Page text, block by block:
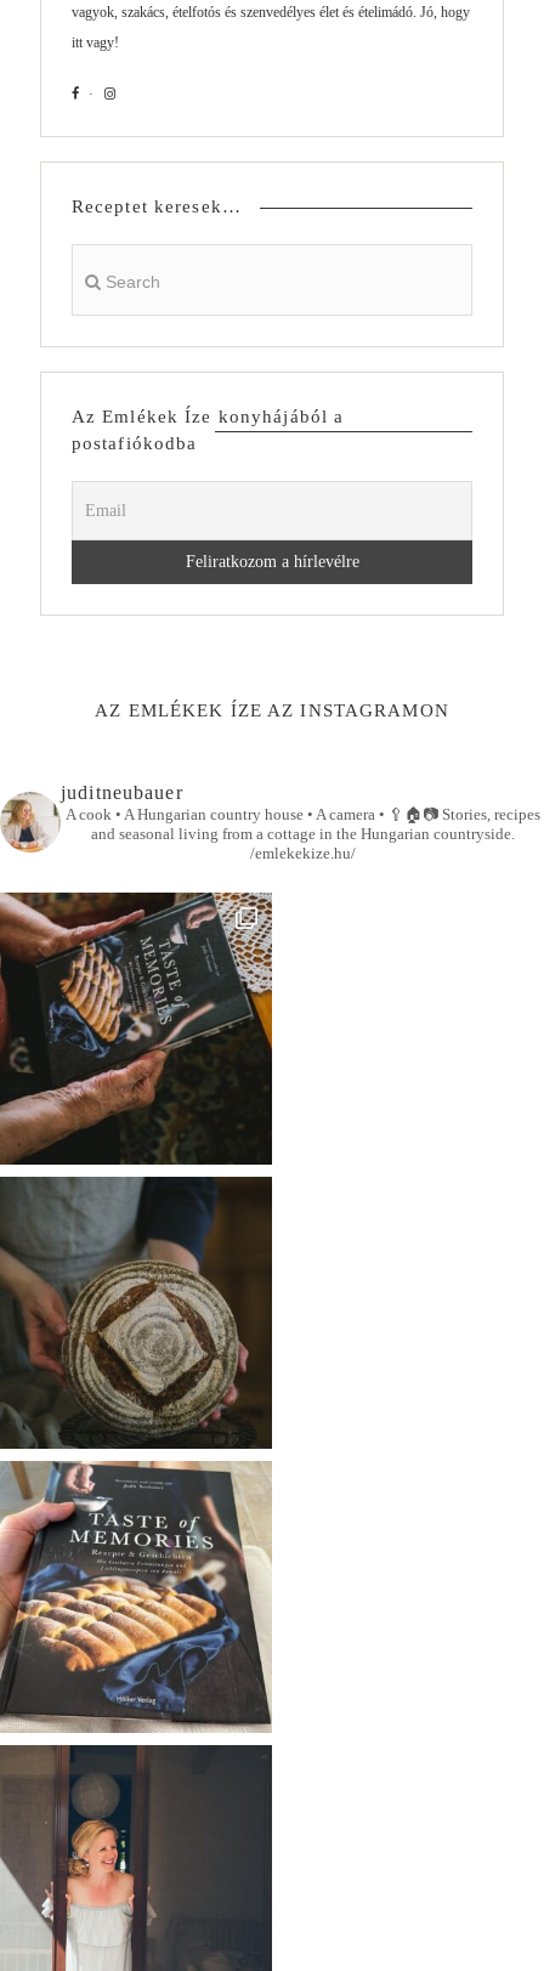
vagyok, szakács, ételfotós és szenvedélyes élet és ételimádó. Jó, hogy
itt vagy!
Receptet keresek…
Az Emlékek Íze konyhájából a
postafiókodba
AZ EMLÉKEK ÍZE AZ INSTAGRAMON
juditneubauer
A cook • A Hungarian country house • A camera • 🥄🏠📷Stories, recipes
and seasonal living from a cottage in the Hungarian countryside.
/emlekekize.hu/